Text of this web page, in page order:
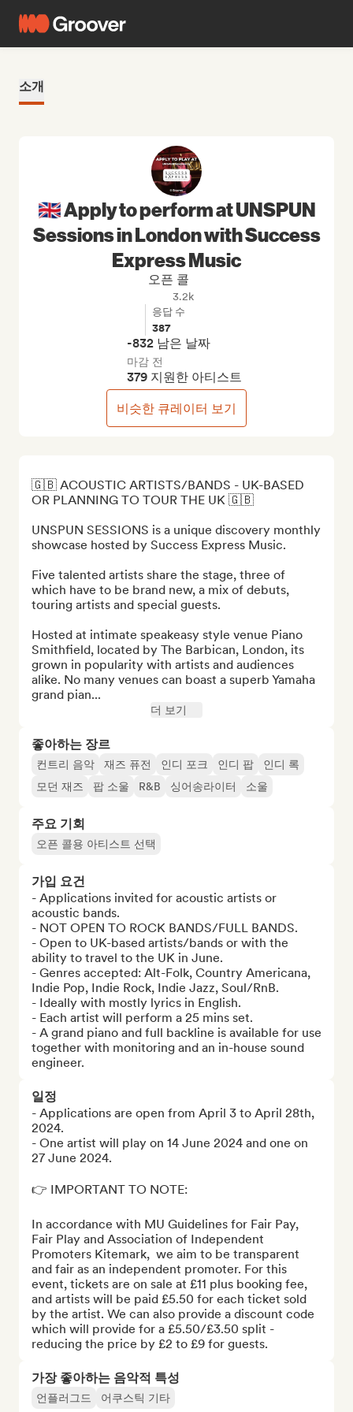
소개
🇬🇧 ACOUSTIC ARTISTS/BANDS - UK-BASED
OR PLANNING TO TOUR THE UK 🇬🇧
UNSPUN SESSIONS is a unique discovery monthly
showcase hosted by Success Express Music.
Five talented artists share the stage, three of
which have to be brand new, a mix of debuts,
touring artists and special guests.
Hosted at intimate speakeasy style venue Piano
Smithfield, located by The Barbican, London, its
grown in popularity with artists and audiences
alike. No many venues can boast a superb Yamaha
grand pian...
더 보기
좋아하는 장르
컨트리 음악 재즈 퓨전 인디 포크 인디 팝
인디 록
모던 재즈
팝 소울 R&B 싱어송라이터 소울
주요 기회
오픈 콜용 아티스트 선택
가입 요건
- Applications invited for acoustic artists or
acoustic bands.
- NOT OPEN TO ROCK BANDS/FULL BANDS.
- Open to UK-based artists/bands or with the
ability to travel to the UK in June.
- Genres accepted: Alt-Folk, Country Americana,
Indie Pop, Indie Rock, Indie Jazz, Soul/RnB.
- Ideally with mostly lyrics in English.
- Each artist will perform a 25 mins set.
- A grand piano and full backline is available for use
together with monitoring and an in-house sound
engineer.
일정
- Applications are open from April 3 to April 28th,
2024.
- One artist will play on 14 June 2024 and one on
27 June 2024.
👉 IMPORTANT TO NOTE:
In accordance with MU Guidelines for Fair Pay,
Fair Play and Association of Independent
Promoters Kitemark,  we aim to be transparent
and fair as an independent promoter. For this
event, tickets are on sale at £11 plus booking fee,
and artists will be paid £5.50 for each ticket sold
by the artist. We can also provide a discount code
which will provide for a £5.50/£3.50 split -
reducing the price by £2 to £9 for guests.
가장 좋아하는 음악적 특성
언플러그드 어쿠스틱 기타
🇬🇧 Apply to perform at UNSPUN
Sessions in London with Success
Express Music
오픈 콜
3.2k
응답 수
387
-832 남은 날짜
마감 전
379 지원한 아티스트
비슷한 큐레이터 보기